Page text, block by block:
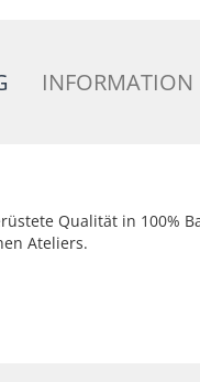
INFORMATION
Qualität in 100%
Ateliers.